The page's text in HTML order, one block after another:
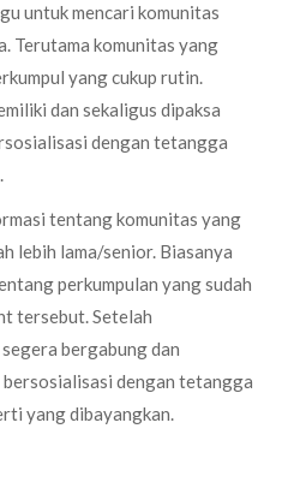
untuk mencari komunitas
Terutama komunitas yang
yang cukup rutin.
dan sekaligus dipaksa
dengan tetangga
tentang komunitas yang
lebih lama/senior. Biasanya
perkumpulan yang sudah
tersebut. Setelah
bergabung dan
dengan tetangga
yang dibayangkan.